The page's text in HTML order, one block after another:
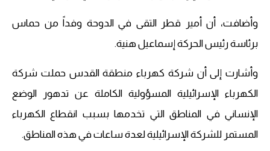
وأضافت، أن أمير قطر التقى في الدوحة وفداً من حماس
برئاسة رئيس الحركة إسماعيل هنية.
وأشارت إلى أن شركة كهرباء منطقة القدس حملت شركة
الكهرباء الإسرائيلية المسؤولية الكاملة عن تدهور الوضع
الإنساني في المناطق التي تخدمها بسبب انقطاع الكهرباء
المستمر للشركة الإسرائيلية لعدة ساعات في هذه المناطق.